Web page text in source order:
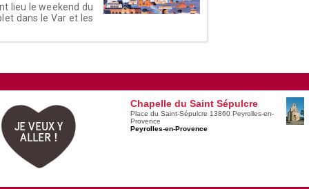
lieu le weekend du
dans le Var et les
JE VEUX Y
ALLER !
Chapelle du Saint Sépulcre
Place du Saint-Sépulcre 13860 Peyrolles-en-
Provence
Peyrolles-en-Provence